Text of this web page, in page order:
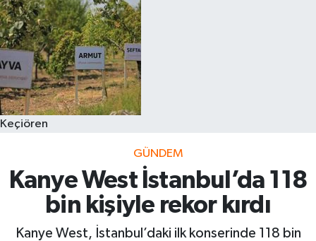
Keçiören
GÜNDEM
Kanye West İstanbul’da 118
bin kişiyle rekor kırdı
Kanye West, İstanbul’daki ilk konserinde 118 bin